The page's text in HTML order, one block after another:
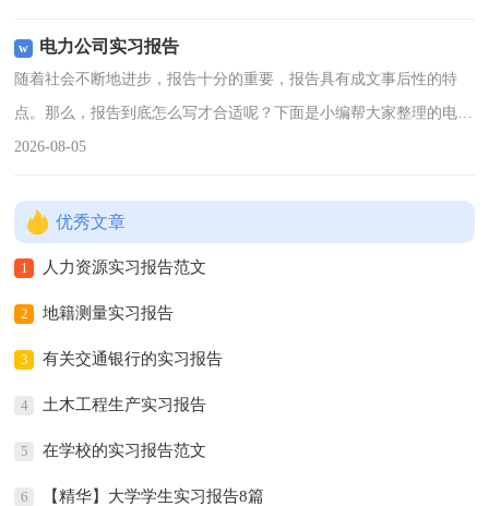
电力公司实习报告
随着社会不断地进步，报告十分的重要，报告具有成文事后性的特
点。那么，报告到底怎么写才合适呢？下面是小编帮大家整理的电力
公司实习报告，欢迎阅读，希望大家能够喜欢。电力公司实习报告
2026-08-05
优秀文章
1 人力资源实习报告范文
2 地籍测量实习报告
3 有关交通银行的实习报告
4 土木工程生产实习报告
5 在学校的实习报告范文
6 【精华】大学学生实习报告8篇